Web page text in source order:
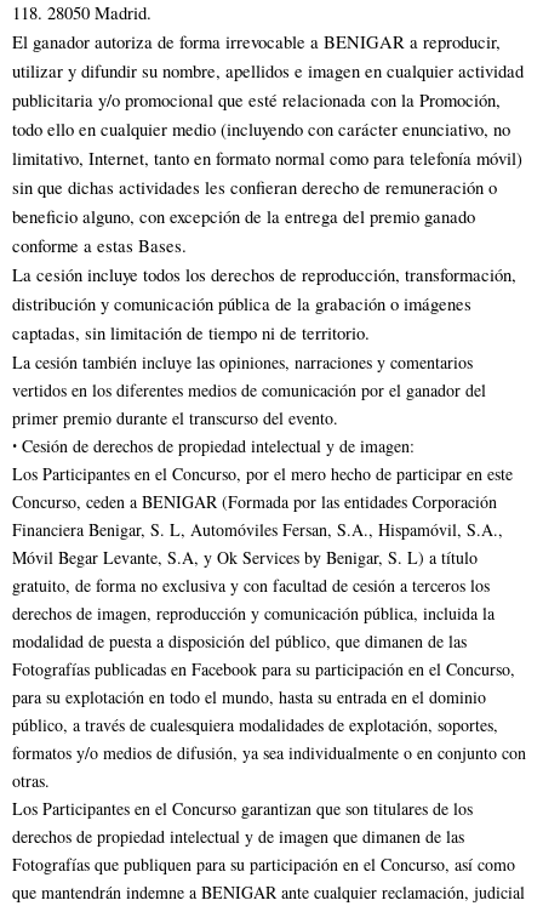
118. 28050 Madrid.
El ganador autoriza de forma irrevocable a BENIGAR a reproducir,
utilizar y difundir su nombre, apellidos e imagen en cualquier actividad
publicitaria y/o promocional que esté relacionada con la Promoción,
todo ello en cualquier medio (incluyendo con carácter enunciativo, no
limitativo, Internet, tanto en formato normal como para telefonía móvil)
sin que dichas actividades les confieran derecho de remuneración o
beneficio alguno, con excepción de la entrega del premio ganado
conforme a estas Bases.
La cesión incluye todos los derechos de reproducción, transformación,
distribución y comunicación pública de la grabación o imágenes
captadas, sin limitación de tiempo ni de territorio.
La cesión también incluye las opiniones, narraciones y comentarios
vertidos en los diferentes medios de comunicación por el ganador del
primer premio durante el transcurso del evento.
ꞏ Cesión de derechos de propiedad intelectual y de imagen:
Los Participantes en el Concurso, por el mero hecho de participar en este
Concurso, ceden a BENIGAR (Formada por las entidades Corporación
Financiera Benigar, S. L, Automóviles Fersan, S.A., Hispamóvil, S.A.,
Móvil Begar Levante, S.A, y Ok Services by Benigar, S. L) a título
gratuito, de forma no exclusiva y con facultad de cesión a terceros los
derechos de imagen, reproducción y comunicación pública, incluida la
modalidad de puesta a disposición del público, que dimanen de las
Fotografías publicadas en Facebook para su participación en el Concurso,
para su explotación en todo el mundo, hasta su entrada en el dominio
público, a través de cualesquiera modalidades de explotación, soportes,
formatos y/o medios de difusión, ya sea individualmente o en conjunto con
otras.
Los Participantes en el Concurso garantizan que son titulares de los
derechos de propiedad intelectual y de imagen que dimanen de las
Fotografías que publiquen para su participación en el Concurso, así como
que mantendrán indemne a BENIGAR ante cualquier reclamación, judicial